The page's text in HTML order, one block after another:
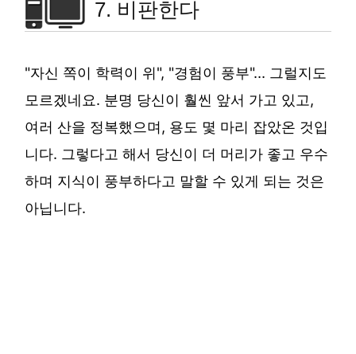
7. 비판한다
"자신 쪽이 학력이 위", "경험이 풍부"… 그럴지도
모르겠네요. 분명 당신이 훨씬 앞서 가고 있고,
여러 산을 정복했으며, 용도 몇 마리 잡았온 것입
니다. 그렇다고 해서 당신이 더 머리가 좋고 우수
하며 지식이 풍부하다고 말할 수 있게 되는 것은
아닙니다.